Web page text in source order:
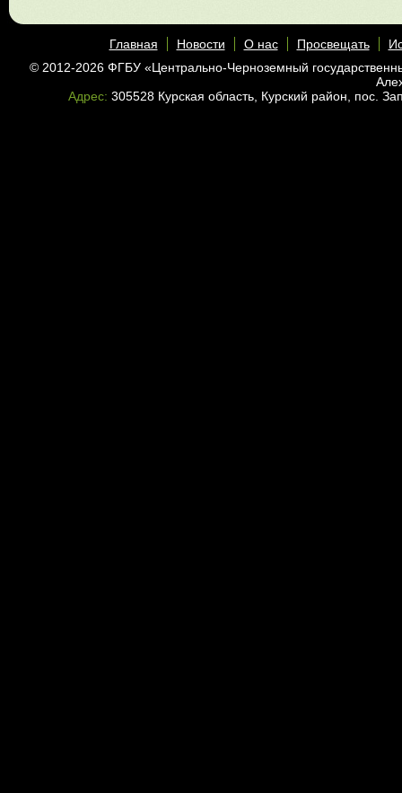
Главная Новости О нас Просвещать
© 2012-2026 ФГБУ «Центрально-Черноземный
Адрес: 305528 Курская область, Курский район, пос.